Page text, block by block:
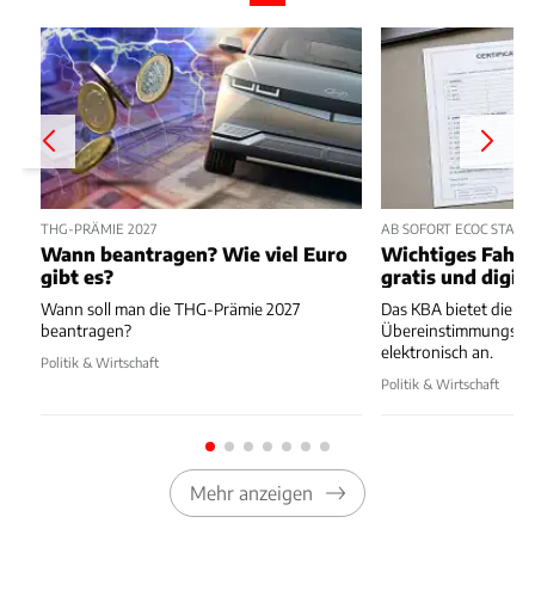
THG-PRÄMIE 2027
Wann beantragen? Wie viel Euro
gibt es?
Wann soll man die THG-Prämie 2027
beantragen?
Politik & Wirtschaft
AB SOFORT ECOC STATT
Wichtiges
gratis und
Das KBA bietet die
elektronisch an.
Politik & Wirtschaft
Mehr anzeigen